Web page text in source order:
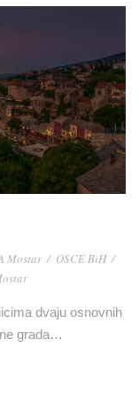
Mostar / OSCE BiH /
dvaju osnovnih
grada…